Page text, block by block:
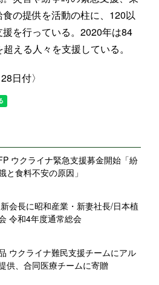
の提供を活動の柱に、120以
を行っている。2020年は84
える人々を支援している。
日付〉
ウクライナ緊急支援募金開始「紛
と食料不安の原因」
会長に昭和産業・新妻社長/日本植
令和4年度通常総会
ウクライナ難民支援チームにアル
供、合同医療チームに寄贈